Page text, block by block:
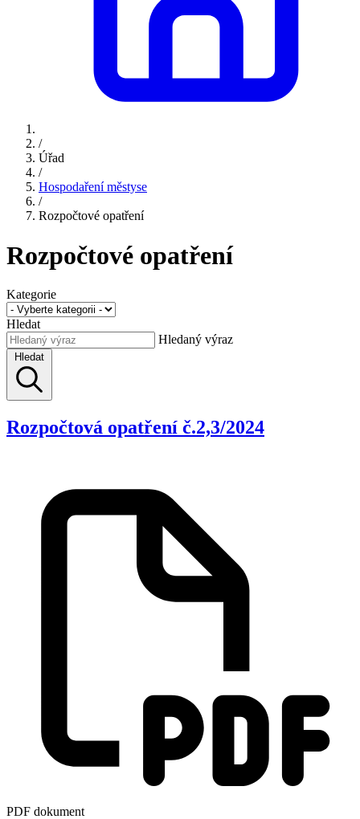
/
Úřad
/
Hospodaření městyse
/
Rozpočtové opatření
Rozpočtové opatření
Kategorie
Hledat
Hledaný výraz
Hledat
Rozpočtová opatření č.2,3/2024
PDF dokument